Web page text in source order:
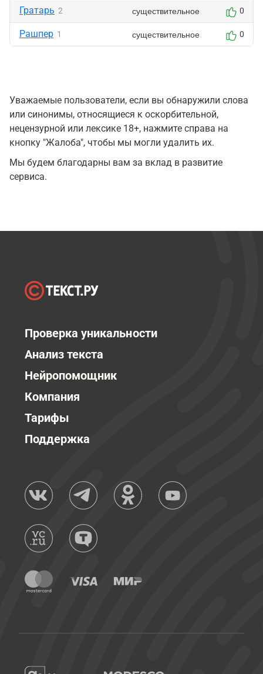
Гратарь 2 существительное 0
Рашпер 1 существительное 0
Уважаемые пользователи, если вы обнаружили слова
или синонимы, относящиеся к оскорбительной,
нецензурной или лексике 18+, нажмите справа на
кнопку "Жалоба", чтобы мы могли удалить их.
Мы будем благодарны вам за вклад в развитие
сервиса.
Проверка уникальности
Анализ текста
Нейропомощник
Компания
Тарифы
Поддержка